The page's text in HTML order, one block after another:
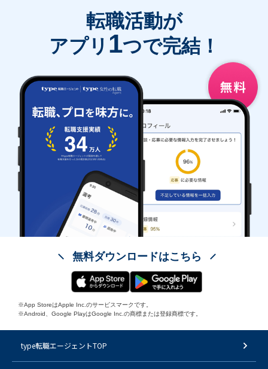
転職活動が
アプリ 1つで完結！
無料ダウンロードはこちら
※App StoreはApple Inc.のサービスマークです。
※Android、Google PlayはGoogle Inc.の商標または登録商標です。
type転職エージェントTOP